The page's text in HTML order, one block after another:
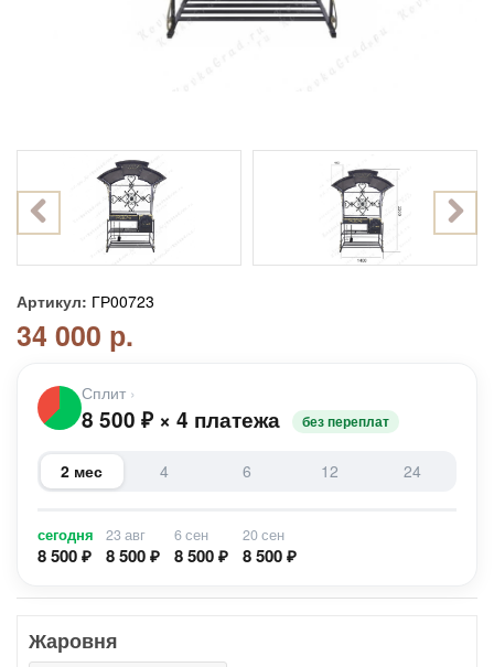
Артикул: ГР00723
34 000 р.
Сплит ›
8 500 ₽ × 4 платежа без переплат
2 мес 4 6 12 24
сегодня
8 500 ₽
23 авг
8 500 ₽
6 сен
8 500 ₽
20 сен
8 500 ₽
Жаровня